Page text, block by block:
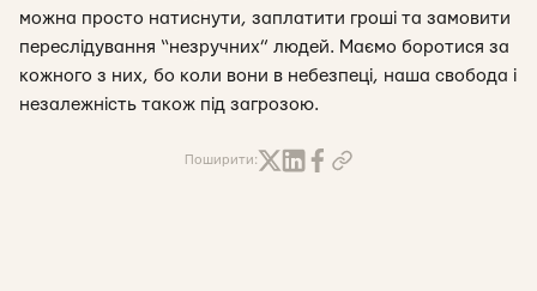
можна просто натиснути, заплатити гроші та замовити
переслідування “незручних” людей. Маємо боротися за
кожного з них, бо коли вони в небезпеці, наша свобода і
незалежність також під загрозою.
Поширити: